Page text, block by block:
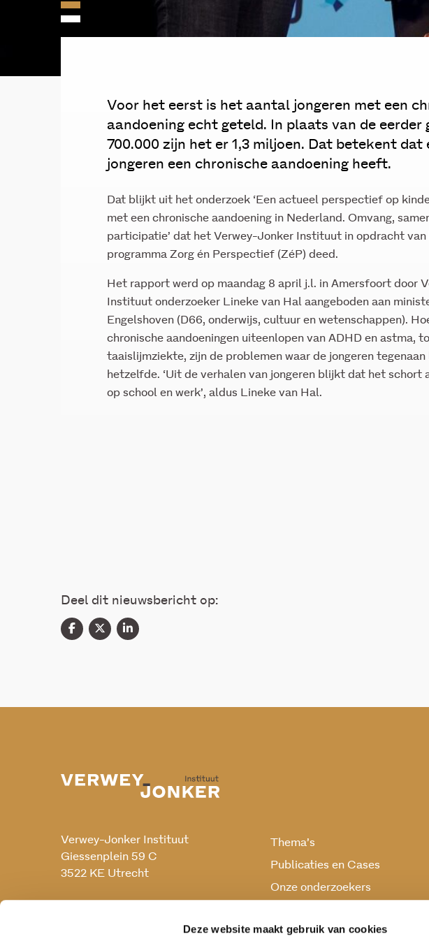
Deze website maakt gebruik van cookies
Voor het eerst is het aantal jongeren met een
aandoening echt geteld. In plaats van de eerder
700.000 zijn het er 1,3 miljoen. Dat betekent dat
jongeren een chronische aandoening heeft.
Dat blijkt uit het onderzoek ‘Een actueel perspectief op
met een chronische aandoening in Nederland. Omvang,
participatie’ dat het Verwey-Jonker Instituut in opdracht
programma Zorg én Perspectief (ZéP) deed.
Het rapport werd op maandag 8 april j.l. in Amersfoort door
Instituut onderzoeker Lineke van Hal aangeboden aan
Engelshoven (D66, onderwijs, cultuur en wetenschappen).
chronische aandoeningen uiteenlopen van ADHD en astma,
taaislijmziekte, zijn de problemen waar de jongeren tegenaan
hetzelfde. ‘Uit de verhalen van jongeren blijkt dat het schort
op school en werk’, aldus Lineke van Hal.
Deel dit nieuwsbericht op:
Verwey-Jonker Instituut
Giessenplein 59 C
3522 KE Utrecht
Thema’s
Publicaties en Cases
Onze onderzoekers